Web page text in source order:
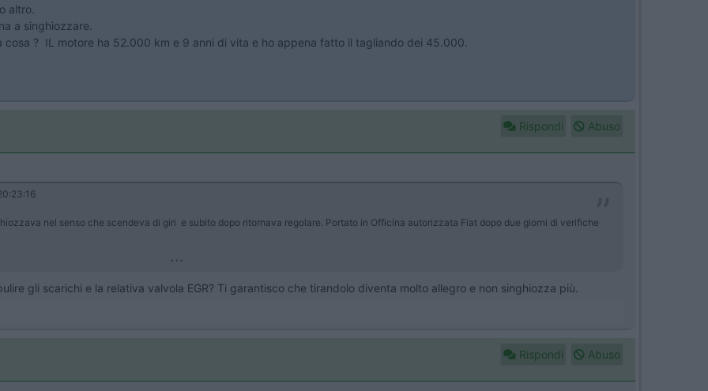
altro.
a singhiozzare.
? IL motore ha 52.000 km e 9 anni di vita e ho appena fatto il tagliando dei 45.000.
Rispondi Abuso
nel senso che scendeva di giri e subito dopo ritornava regolare. Portato in Officina autorizzata Fiat dopo due giorni di verifiche
...
gli scarichi e la relativa valvola EGR? Ti garantisco che tirandolo diventa molto allegro e non singhiozza più.
Rispondi Abuso